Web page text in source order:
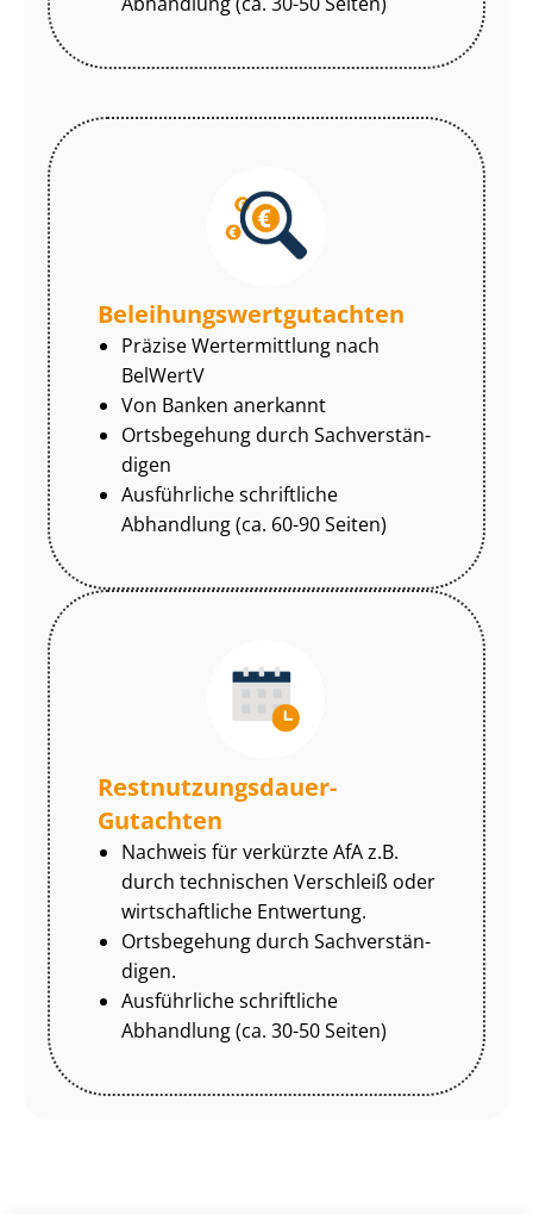
Be­lei­hungs­wert­gut­ach­ten
Präzise Wertermittlung nach
BelWertV
Von Banken anerkannt
Ortsbegehung durch Sach­ver­stän­
di­gen
Ausführliche schriftliche
Abhandlung (ca. 60-90 Seiten)
Rest­nut­zungs­dau­er-
Gutachten
Nachweis für verkürzte AfA z.B.
durch technischen Verschleiß oder
wirtschaftliche Entwertung.
Ortsbegehung durch Sach­ver­stän­
di­gen.
Ausführliche schriftliche
Abhandlung (ca. 30-50 Seiten)